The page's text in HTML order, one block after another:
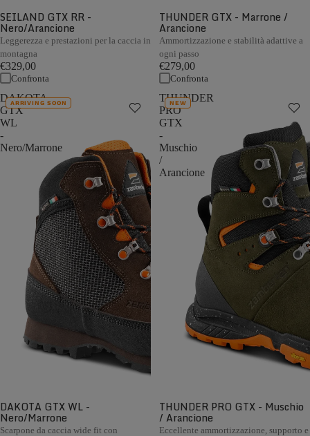
SEILAND GTX RR -
Nero/Arancione
Leggerezza e prestazioni per la caccia in
montagna
€329,00
Confronta
THUNDER GTX - Marrone /
Arancione
Ammortizzazione e stabilità adattive a
ogni passo
€279,00
Confronta
DAKOTA
GTX
WL
-
Nero/Marrone
ARRIVING SOON
DAKOTA GTX WL -
Nero/Marrone
Scarpone da caccia wide fit con
THUNDER
PRO
GTX
-
Muschio
/
Arancione
NEW
THUNDER PRO GTX - Muschio
/ Arancione
Eccellente ammortizzazione, supporto e